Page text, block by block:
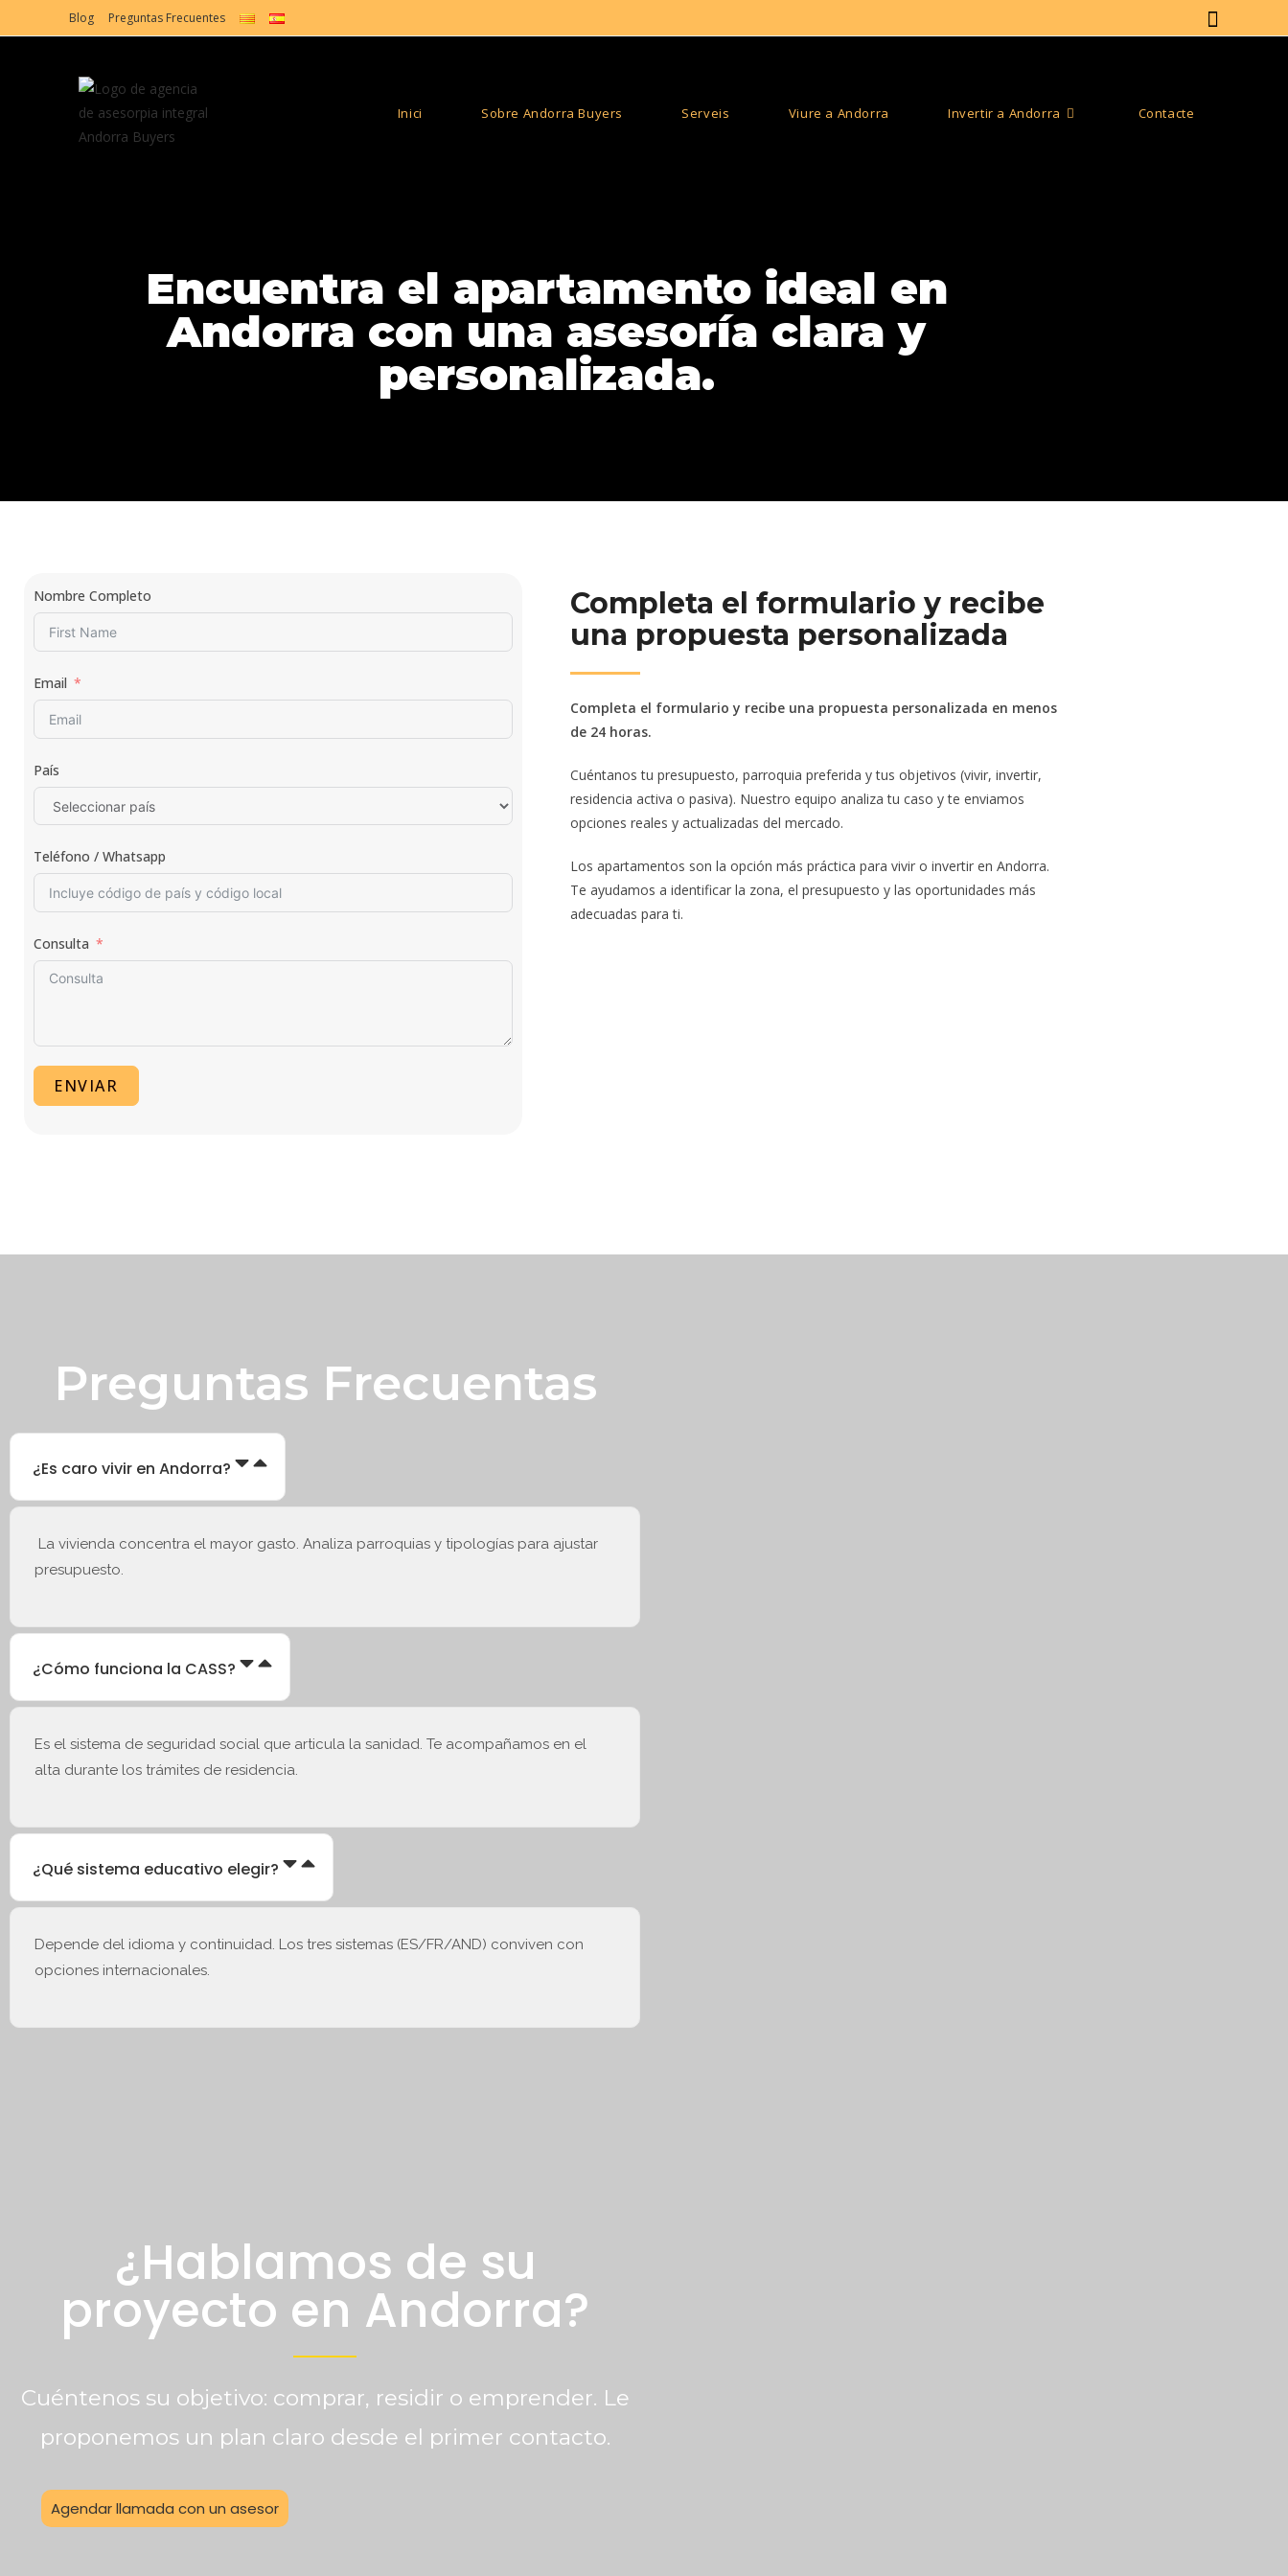
Blog Preguntas Frecuentes
Inici Sobre Andorra Buyers Serveis Viure a Andorra Invertir a Andorra Contacte
Encuentra el apartamento ideal en
Andorra con una asesoría clara y
personalizada.
Nombre Completo
Email
País
Teléfono / Whatsapp
Consulta
ENVIAR
Completa el formulario y recibe
una propuesta personalizada
Completa el formulario y recibe una propuesta personalizada en menos
de 24 horas.
Cuéntanos tu presupuesto, parroquia preferida y tus objetivos (vivir, invertir,
residencia activa o pasiva). Nuestro equipo analiza tu caso y te enviamos
opciones reales y actualizadas del mercado.
Los apartamentos son la opción más práctica para vivir o invertir en Andorra.
Te ayudamos a identificar la zona, el presupuesto y las oportunidades más
adecuadas para ti.
Preguntas Frecuentas
¿Es caro vivir en Andorra?
La vivienda concentra el mayor gasto. Analiza parroquias y tipologías para ajustar
presupuesto.
¿Cómo funciona la CASS?
Es el sistema de seguridad social que articula la sanidad. Te acompañamos en el
alta durante los trámites de residencia.
¿Qué sistema educativo elegir?
Depende del idioma y continuidad. Los tres sistemas (ES/FR/AND) conviven con
opciones internacionales.
¿Hablamos de su
proyecto en Andorra?
Cuéntenos su objetivo: comprar, residir o emprender. Le
proponemos un plan claro desde el primer contacto.
Agendar llamada con un asesor